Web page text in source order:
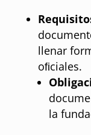
llenar
oﬁciales.
la